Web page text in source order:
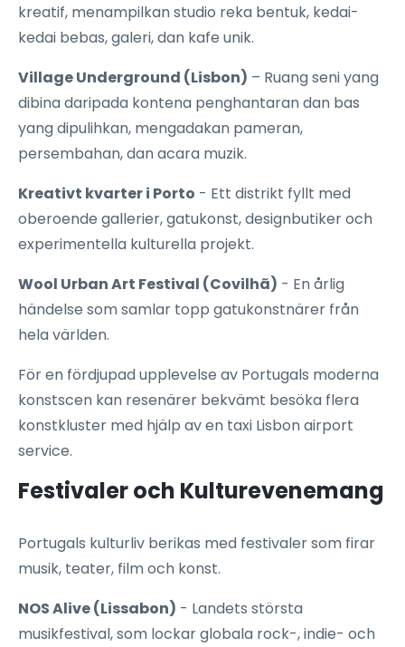
kreatif, menampilkan studio reka bentuk, kedai-
kedai bebas, galeri, dan kafe unik.
Village Underground (Lisbon) – Ruang seni yang
dibina daripada kontena penghantaran dan bas
yang dipulihkan, mengadakan pameran,
persembahan, dan acara muzik.
Kreativt kvarter i Porto - Ett distrikt fyllt med
oberoende gallerier, gatukonst, designbutiker och
experimentella kulturella projekt.
Wool Urban Art Festival (Covilhã) - En årlig
händelse som samlar topp gatukonstnärer från
hela världen.
För en fördjupad upplevelse av Portugals moderna
konstscen kan resenärer bekvämt besöka flera
konstkluster med hjälp av en taxi Lisbon airport
service.
Festivaler och Kulturevenemang
Portugals kulturliv berikas med festivaler som firar
musik, teater, film och konst.
NOS Alive (Lissabon) - Landets största
musikfestival, som lockar globala rock-, indie- och